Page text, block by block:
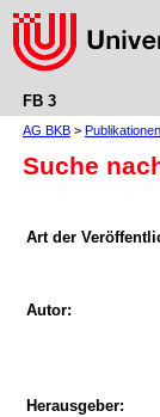
FB 3
AG BKB > Publikationen
Suche
Art der
Autor:
Herausgeber: